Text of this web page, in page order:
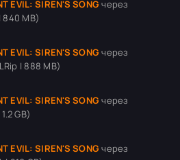
EVIL: SIREN'S SONG через
840 MB)
EVIL: SIREN'S SONG через
| 888 MB)
EVIL: SIREN'S SONG через
GB)
EVIL: SIREN'S SONG через